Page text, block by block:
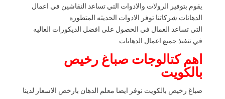
يقوم بتوفير الرولات والادوات التي تساعد النقاشين في اعمال
الدهانات شركاتنا توفر الادوات الحديثه المتطوره
التي تساعد العمال في الحصول على افضل الديكورات العاليه
في تنفيذ جميع اعمال الدهانات
اهم كتالوجات صباغ رخيص
بالكويت
صباغ رخيص بالكويت نوفر ايضا معلم الدهان بارخص الاسعار لدينا